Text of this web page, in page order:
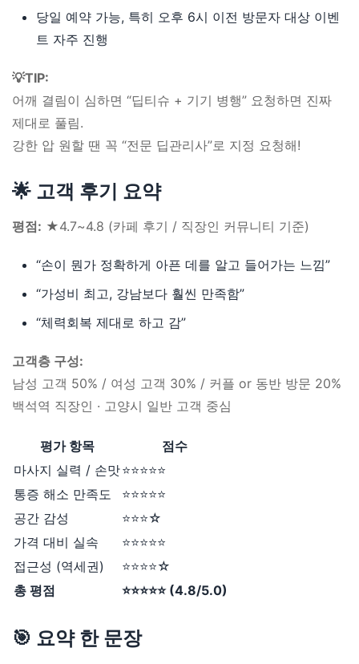
당일 예약 가능, 특히 오후 6시 이전 방문자 대상 이벤
트 자주 진행
💡TIP:
어깨 결림이 심하면 “딥티슈 + 기기 병행” 요청하면 진짜
제대로 풀림.
강한 압 원할 땐 꼭 “전문 딥관리사”로 지정 요청해!
🌟 고객 후기 요약
평점: ★4.7~4.8 (카페 후기 / 직장인 커뮤니티 기준)
“손이 뭔가 정확하게 아픈 데를 알고 들어가는 느낌”
“가성비 최고, 강남보다 훨씬 만족함”
“체력회복 제대로 하고 감”
고객층 구성:
남성 고객 50% / 여성 고객 30% / 커플 or 동반 방문 20%
백석역 직장인 · 고양시 일반 고객 중심
평가 항목
점수
마사지 실력 / 손맛⭐⭐⭐⭐⭐
통증 해소 만족도
⭐⭐⭐⭐⭐
공간 감성
⭐⭐⭐☆
가격 대비 실속
⭐⭐⭐⭐⭐
접근성 (역세권)
⭐⭐⭐⭐☆
총 평점
⭐⭐⭐⭐⭐ (4.8/5.0)
🎯 요약 한 문장